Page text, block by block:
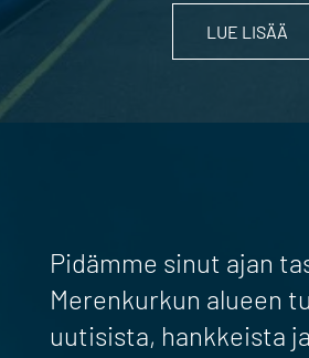
LUE LISÄÄ
Pidämme sinut ajan
Merenkurkun alueen
uutisista, hankkeista ja